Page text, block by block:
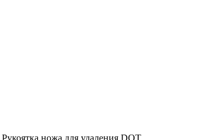
Рукоятка ножа для удаления DOT